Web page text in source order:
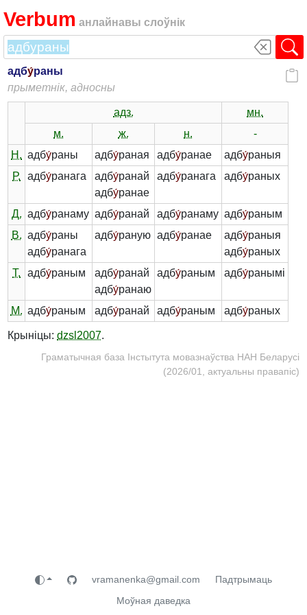
Verbum анлайнавы слоўнік
адбу́раны
прыметнік, адносны
адз.
мн.
м.
ж. н.
-
Н. адбу́раны адбу́раная адбу́ранае адбу́раныя
Р.
адбу́ранага адбу́ранай
адбу́ранае
адбу́ранага адбу́раных
Д. адбу́ранаму адбу́ранай адбу́ранаму адбу́раным
В. адбу́раны
адбу́ранага
адбу́раную адбу́ранае адбу́раныя
адбу́раных
Т.
адбу́раным адбу́ранай
адбу́ранаю
адбу́раным адбу́ранымі
М. адбу́раным адбу́ранай адбу́раным адбу́раных
Крыніцы: dzsl2007.
Граматычная база Інстытута мовазнаўства НАН Беларусі
(2026/01, актуальны правапіс)
vramanenka@gmail.com
Падтрымаць
Моўная даведка